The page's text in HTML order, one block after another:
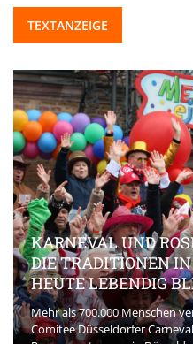
TEXTANZEIGE
KARNEVAL UND
DIE TRADITIONEN
HEUTE LEBENDIG
Mehr als 700.000 Menschen
Comitee Düsseldorfer